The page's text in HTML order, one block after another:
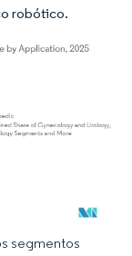
robótico.
según CC BY 4.0.
segmentos